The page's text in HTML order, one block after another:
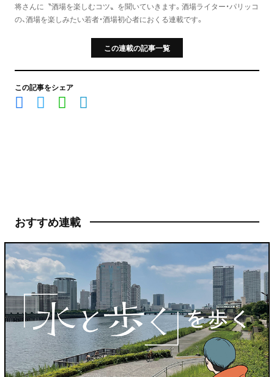
将さんに〝酒場を楽しむコツ〟を聞いていきます。酒場ライター・パリッコ
の、酒場を楽しみたい若者・酒場初心者におくる連載です。
この連載の記事一覧
この記事をシェア
おすすめ連載